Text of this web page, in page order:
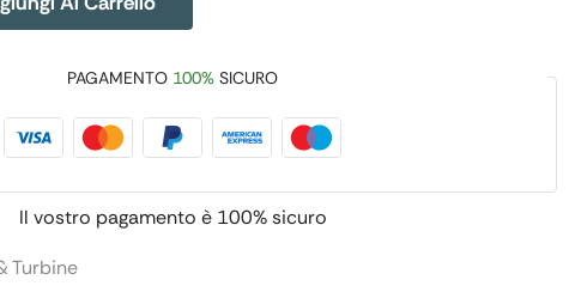
PAGAMENTO 100% SICURO
Il vostro pagamento è 100% sicuro
Turbine